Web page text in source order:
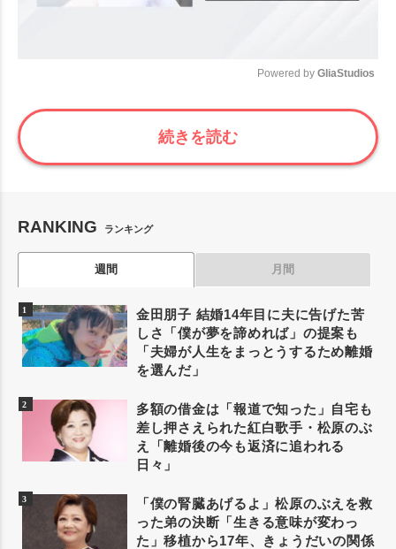
Mute
Powered by GliaStudios
続きを読む
RANKING ランキング
週間 月間
金田朋子 結婚14年目に夫に告げた苦
しさ「僕が夢を諦めれば」の提案も
「夫婦が人生をまっとうするため離婚
を選んだ」
多額の借金は「報道で知った」自宅も
差し押さえられた紅白歌手・松原のぶ
え「離婚後の今も返済に追われる
日々」
「僕の腎臓あげるよ」松原のぶえを救
った弟の決断「生きる意味が変わっ
た」移植から17年、きょうだいの関係